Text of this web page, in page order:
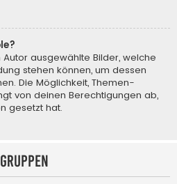
ausgewählte Bilder, welche
stehen können, um dessen
Die Möglichkeit, Themen-
von deinen Berechtigungen ab,
gesetzt hat.